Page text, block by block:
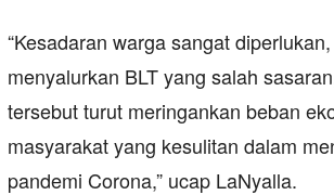
“Kesadaran warga sangat
menyalurkan BLT yang salah
tersebut turut meringankan beban
masyarakat yang kesulitan dalam
pandemi Corona,” ucap LaNyalla.